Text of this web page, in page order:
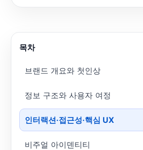
목차
브랜드 개요와 첫인상
정보 구조와 사용자 여정
인터랙션·접근성·핵심 UX
비주얼 아이덴티티